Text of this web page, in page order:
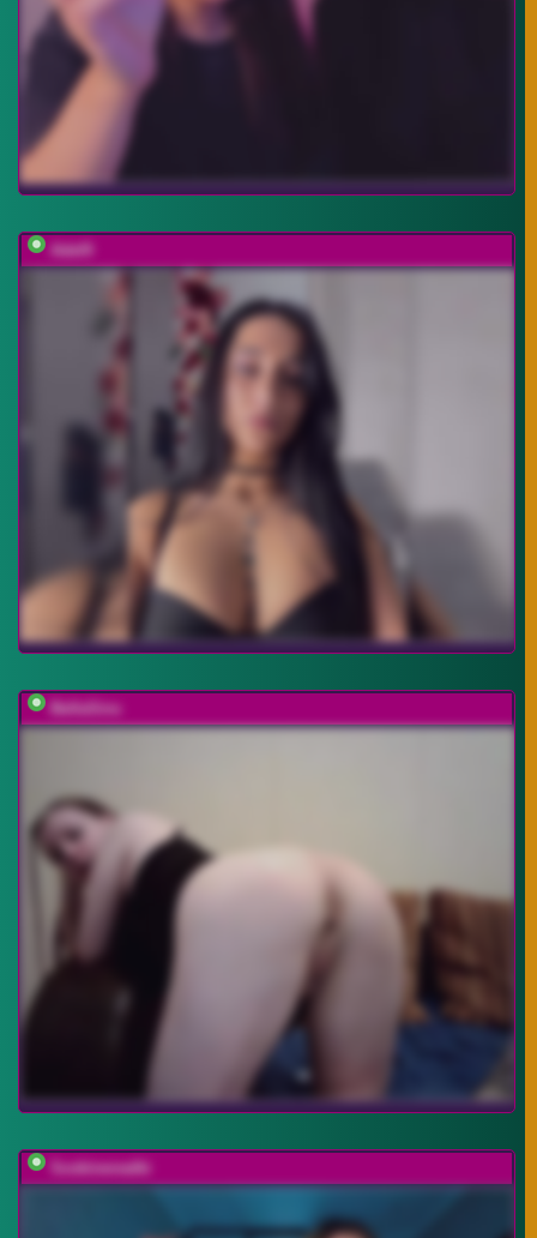
Adel9
BellaSins
Soskinerealki